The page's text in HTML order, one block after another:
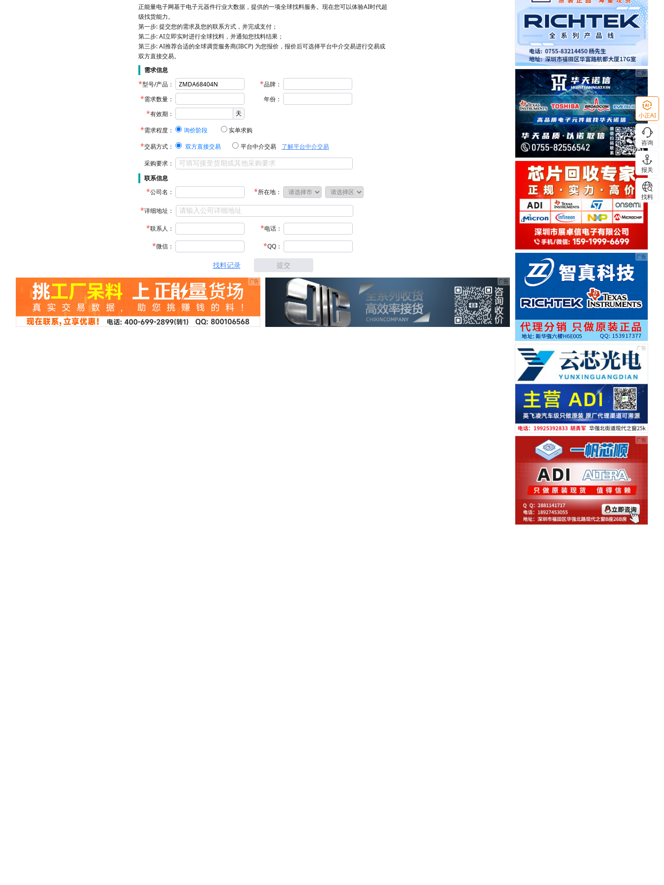
正能量电子网基于电子元器件行业大数据，提供的一项全球找料服务。现在您可以体验AI时代超
级找货能力。
第一步: 提交您的需求及您的联系方式，并完成支付；
第二步: AI立即实时进行全球找料，并通知您找料结果；
第三步: AI推荐合适的全球调货服务商(IBCP) 为您报价，报价后可选择平台中介交易进行交易或
双方直接交易。
需求信息
型号/产品：
品牌：
需求数量：
年份：
有效期：
天
需求程度：
询价阶段
实单求购
交易方式：
双方直接交易 平台中介交易 了解平台中介交易
采购要求：
联系信息
公司名：
所在地：
详细地址：
联系人： 电话：
微信： QQ：
找料记录 提交
小正AI
咨询
报关
找料